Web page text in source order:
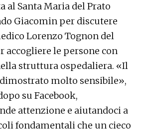
al Santa Maria del Prato
Giacomin per discutere
Lorenzo Tognon del
accogliere le persone con
struttura ospedaliera. «Il
molto sensibile»,
su Facebook,
attenzione e aiutandoci a
fondamentali che un cieco